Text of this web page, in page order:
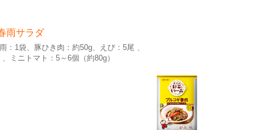
雨サラダ
：1袋 豚ひき肉：約50g
えび：5尾
ミニトマト：5～6個（約80g）